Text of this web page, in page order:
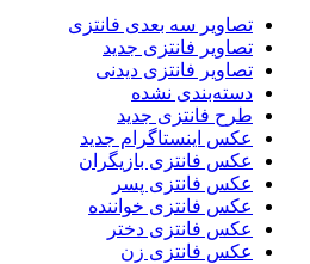
تصاویر سه بعدی فانتزی
تصاویر فانتزی جدید
تصاویر فانتزی دیدنی
دسته‌بندی نشده
طرح فانتزی جدید
عکس اینستاگرام جدید
عکس فانتزی بازیگران
عکس فانتزی پسر
عکس فانتزی خواننده
عکس فانتزی دختر
عکس فانتزی زن